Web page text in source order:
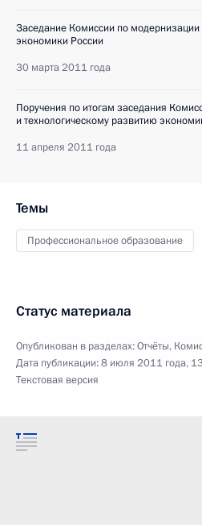
Заседание Комиссии по модернизации
экономики России
30 марта 2011 года
Поручения по итогам заседания
и технологическому развитию
11 апреля 2011 года
Темы
Профессиональное образование
Статус материала
Опубликован в разделах:Отчёты,
Дата публикации:8 июля 2011 года,
Текстовая версия